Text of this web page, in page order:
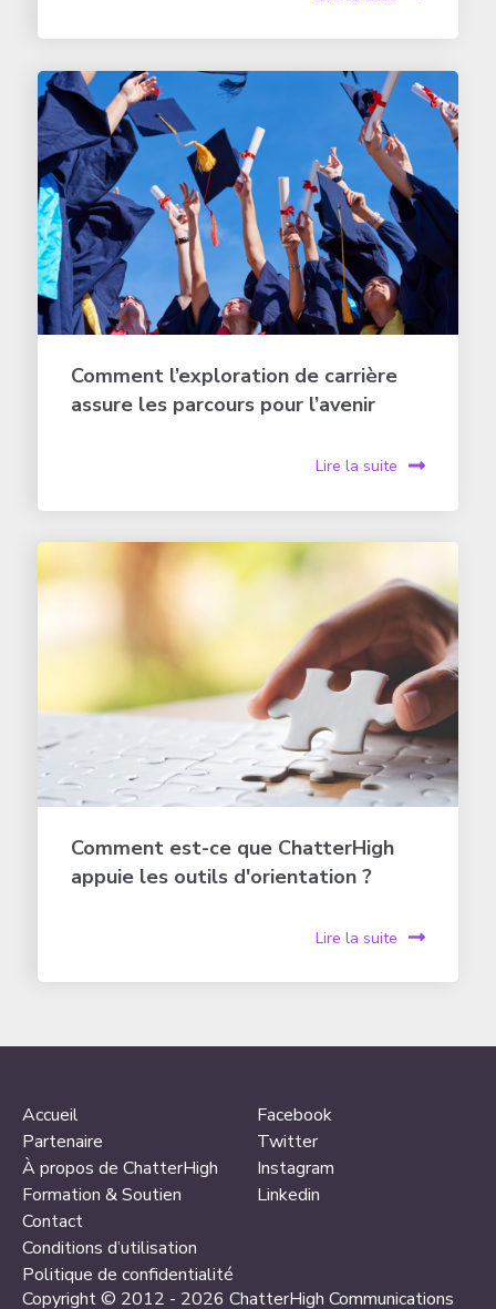
Comment l’exploration de carrière
assure les parcours pour l’avenir
Lire la suite
Comment est-ce que ChatterHigh
appuie les outils d'orientation ?
Lire la suite
Accueil
Partenaire
À propos de ChatterHigh
Formation & Soutien
Contact
Conditions d’utilisation
Politique de confidentialité
Facebook
Twitter
Instagram
Linkedin
Copyright © 2012 - 2026 ChatterHigh Communications